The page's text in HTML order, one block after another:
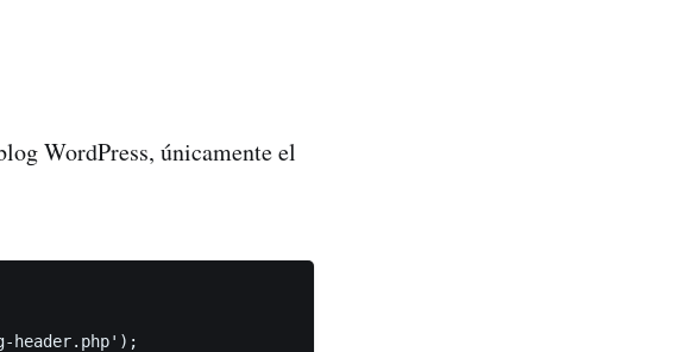
WordPress, únicamente el
header.php');